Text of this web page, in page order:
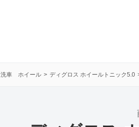
洗車 ホイール ディグロス ホイールトニック5.0